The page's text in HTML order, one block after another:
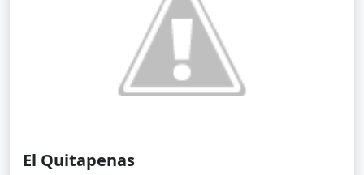
El Quitapenas